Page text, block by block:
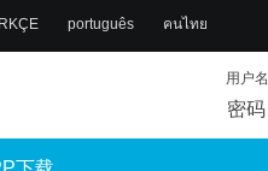
português คนไทย
用户名
密码